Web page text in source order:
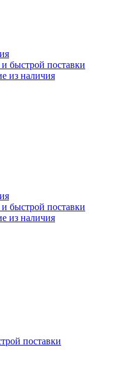
быстрой поставки
быстрой поставки
поставки